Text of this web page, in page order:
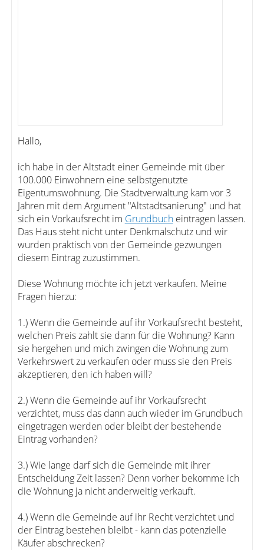
Hallo,
ich habe in der Altstadt einer Gemeinde mit über
100.000 Einwohnern eine selbstgenutzte
Eigentumswohnung. Die Stadtverwaltung kam vor 3
Jahren mit dem Argument "Altstadtsanierung" und hat
sich ein Vorkaufsrecht im Grundbuch eintragen lassen.
Das Haus steht nicht unter Denkmalschutz und wir
wurden praktisch von der Gemeinde gezwungen
diesem Eintrag zuzustimmen.
Diese Wohnung möchte ich jetzt verkaufen. Meine
Fragen hierzu:
1.) Wenn die Gemeinde auf ihr Vorkaufsrecht besteht,
welchen Preis zahlt sie dann für die Wohnung? Kann
sie hergehen und mich zwingen die Wohnung zum
Verkehrswert zu verkaufen oder muss sie den Preis
akzeptieren, den ich haben will?
2.) Wenn die Gemeinde auf ihr Vorkaufsrecht
verzichtet, muss das dann auch wieder im Grundbuch
eingetragen werden oder bleibt der bestehende
Eintrag vorhanden?
3.) Wie lange darf sich die Gemeinde mit ihrer
Entscheidung Zeit lassen? Denn vorher bekomme ich
die Wohnung ja nicht anderweitig verkauft.
4.) Wenn die Gemeinde auf ihr Recht verzichtet und
der Eintrag bestehen bleibt - kann das potenzielle
Käufer abschrecken?